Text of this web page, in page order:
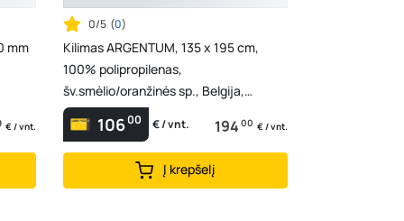
mm
€ / vnt.
0/5 (0)
Kilimas ARGENTUM, 135 x 195 cm,
100% polipropilenas,
šv.smėlio/oranžinės sp., Belgija,
63807828004
10600 € / vnt. 194 00 € / vnt.
Į krepšelį